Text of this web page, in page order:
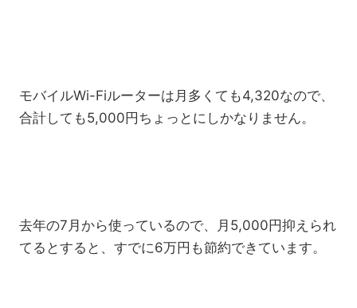
モバイルWi-Fiルーターは月多くても4,320なので、
合計しても5,000円ちょっとにしかなりません。
去年の7月から使っているので、月5,000円抑えられ
てるとすると、すでに6万円も節約できています。